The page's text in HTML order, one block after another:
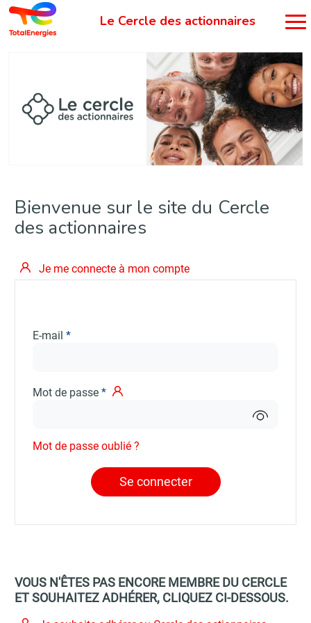
Bienvenue sur le site du Cercle
des actionnaires
Je me connecte à mon compte
E-mail
Mot de passe
Mot de passe oublié ?
VOUS N'ÊTES PAS ENCORE MEMBRE DU CERCLE
ET SOUHAITEZ ADHÉRER, CLIQUEZ CI-DESSOUS.